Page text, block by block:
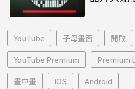
YouTube 子母畫面 開啟
YouTube Premium Premium
畫中畫 iOS Android